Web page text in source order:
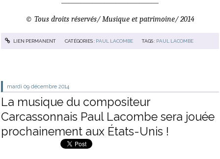
© Tous droits réservés/ Musique et patrimoine/ 2014
LIEN PERMANENT CATÉGORIES : PAUL LACOMBE TAGS : PAUL LACOMBE
mardi 09 décembre 2014
La musique du compositeur
Carcassonnais Paul Lacombe sera jouée
prochainement aux États-Unis !